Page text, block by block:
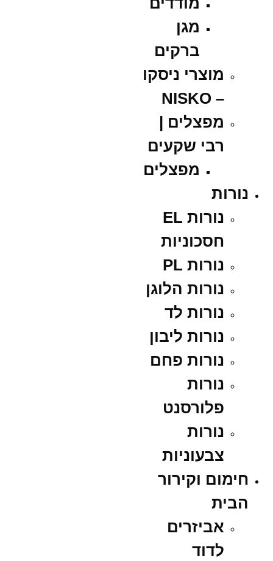
מגן
ברקים
מוצרי ניסקו
– NISKO
מפצלים |
רבי שקעים
מפצלים
נורות
נורות EL
חסכוניות
נורות PL
נורות הלוגן
נורות לד
נורות ליבון
נורות פחם
נורות
פלורסנט
נורות
צבעוניות
חימום וקירור
הבית
אביזרים
לדוד